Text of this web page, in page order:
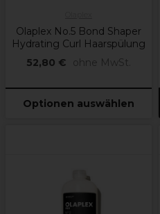
Olaplex No.5 Bond Shaper
Hydrating Curl Haarspülung
52,80 €
ohne MwSt.
Optionen auswählen